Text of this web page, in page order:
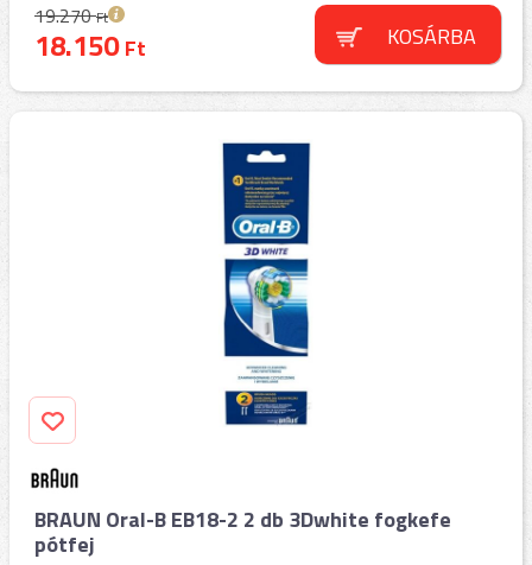
19.270Ft
18.150Ft KOSÁRBA
BRAUN Oral-B EB18-2 2 db 3Dwhite fogkefe
pótfej